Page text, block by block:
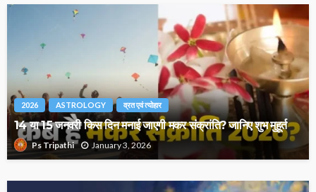
2026 ASTROLOGY व्रत एवं त्योहार
14 या 15 जनवरी किस दिन मनाई जाएगी मकर संक्रांति? जानिए शुभ मुहूर्त
Ps Tripathi January 3, 2026